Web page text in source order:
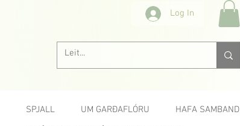
Log In
SPJALL UM GARÐAFLÓRU HAFA SAMBAND